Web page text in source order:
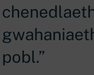
pobl.